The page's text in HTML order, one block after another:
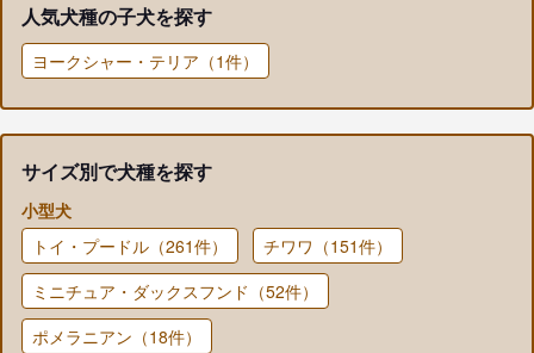
人気犬種の子犬を探す
ヨークシャー・テリア（1件）
サイズ別で犬種を探す
小型犬
トイ・プードル（261件）
チワワ（151件）
ミニチュア・ダックスフンド（52件）
ポメラニアン（18件）